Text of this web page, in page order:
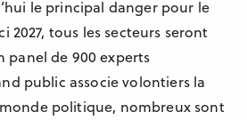
le principal danger pour le
2027, tous les secteurs seront
panel de 900 experts
public associe volontiers la
politique, nombreux sont